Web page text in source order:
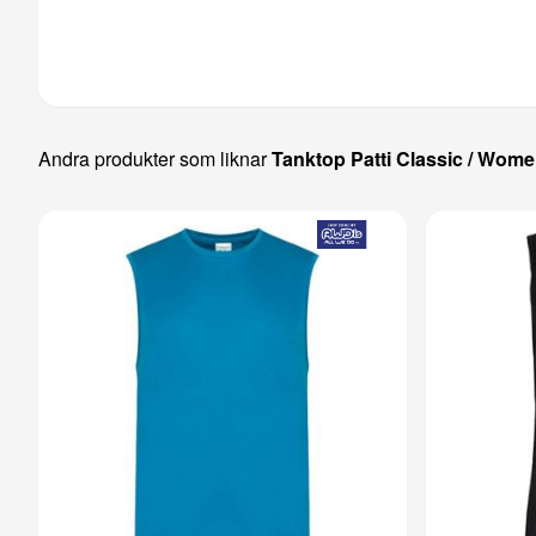
Andra produkter som liknarTanktop Patti Classic /